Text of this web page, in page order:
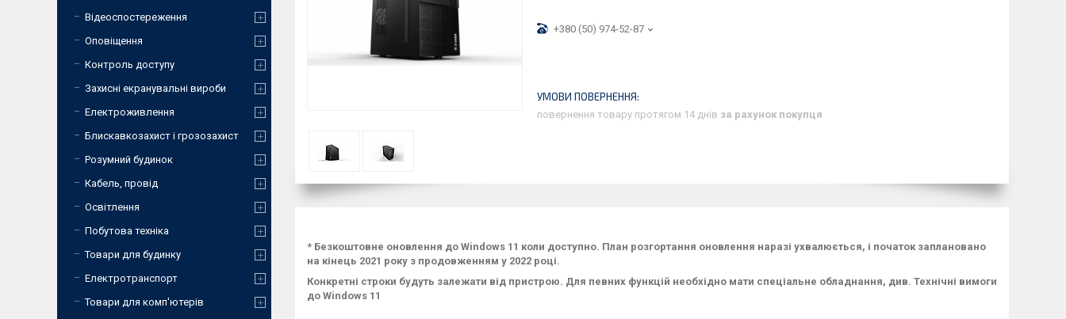
+380 (50) 974-52-87
повернення товару протягом 14 днів за рахунок покупця
* Безкоштовне оновлення до Windows 11 коли доступно. План розгортання оновлення наразі ухвалюється, і початок заплановано
на кінець 2021 року з продовженням у 2022 році.
Конкретні строки будуть залежати від пристрою. Для певних функцій необхідно мати спеціальне обладнання, див. Технічні вимоги
до Windows 11
Відеоспостереження
Оповіщення
Контроль доступу
Захисні екранувальні вироби
Електроживлення
Блискавкозахист і грозозахист
Розумний будинок
Кабель, провід
Освітлення
Побутова техніка
Товари для будинку
Електротранспорт
Товари для комп'ютерів